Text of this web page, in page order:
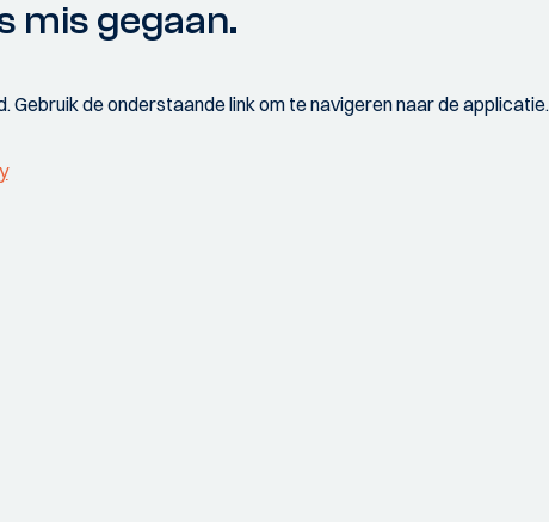
mis gegaan.
Gebruik de onderstaande link om te navigeren naar de applicatie.